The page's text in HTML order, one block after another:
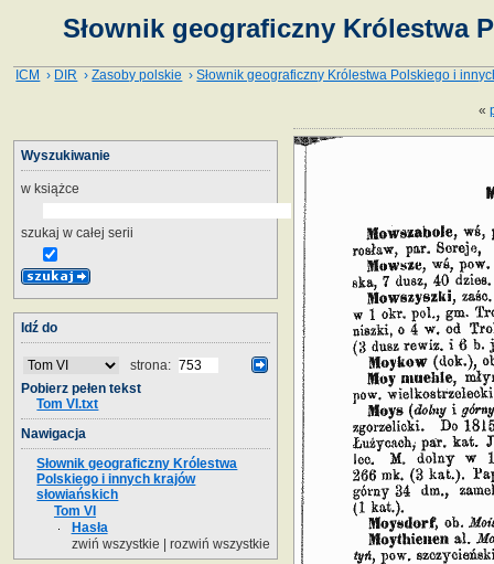
Słownik geograficzny Królestwa
ICM › DIR ›Zasoby polskie ›Słownik geograficzny Królestwa Polskiego i
«
Wyszukiwanie
w książce
szukaj w całej serii
Idź do
strona:
Pobierz pełen tekst
Tom VI.txt
Nawigacja
Słownik geograficzny Królestwa
Polskiego i innych krajów
słowiańskich
Tom VI
Hasła
zwiń wszystkie
rozwiń wszystkie